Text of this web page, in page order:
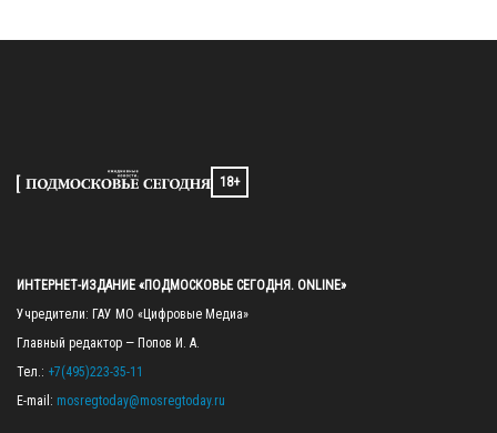
18+
ИНТЕРНЕТ-ИЗДАНИЕ «ПОДМОСКОВЬЕ СЕГОДНЯ. ONLINE»
Учредители: ГАУ МО «Цифровые Медиа»
Главный редактор — Попов И. А.
Тел.: +7(495)223-35-11
E-mail: mosregtoday@mosregtoday.ru